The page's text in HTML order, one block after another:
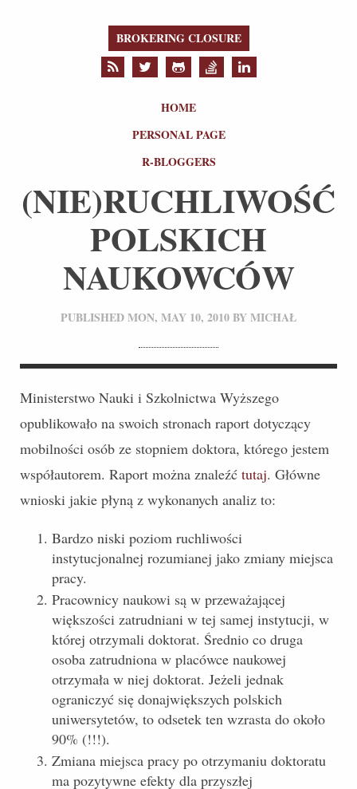
BROKERING CLOSURE
HOME
PERSONAL PAGE
R-BLOGGERS
(NIE)RUCHLIWOŚĆ
POLSKICH
NAUKOWCÓW
PUBLISHEDMON, MAY 10, 2010BYMICHAŁ
Ministerstwo Nauki i Szkolnictwa Wyższego
opublikowało na swoich stronach raport dotyczący
mobilności osób ze stopniem doktora, którego jestem
współautorem. Raport można znaleźć tutaj. Główne
wnioski jakie płyną z wykonanych analiz to:
Bardzo niski poziom ruchliwości
instytucjonalnej rozumianej jako zmiany miejsca
pracy.
Pracownicy naukowi są w przeważającej
większości zatrudniani w tej samej instytucji, w
której otrzymali doktorat. Średnio co druga
osoba zatrudniona w placówce naukowej
otrzymała w niej doktorat. Jeżeli jednak
ograniczyć się donajwiększych polskich
uniwersytetów, to odsetek ten wzrasta do około
90% (!!!).
Zmiana miejsca pracy po otrzymaniu doktoratu
ma pozytywne efekty dla przyszłej